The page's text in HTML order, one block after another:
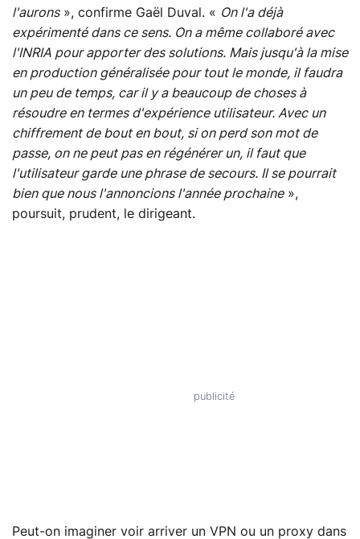
l'aurons», confirme Gaël Duval. « On l'a déjà
expérimenté dans ce sens. On a même collaboré avec
l'INRIA pour apporter des solutions. Mais jusqu'à la mise
en production généralisée pour tout le monde, il faudra
un peu de temps, car il y a beaucoup de choses à
résoudre en termes d'expérience utilisateur. Avec un
chiffrement de bout en bout, si on perd son mot de
passe, on ne peut pas en régénérer un, il faut que
l'utilisateur garde une phrase de secours. Il se pourrait
bien que nous l'annoncions l'année prochaine»,
poursuit, prudent, le dirigeant.
Peut-on imaginer voir arriver un VPN ou un proxy dans